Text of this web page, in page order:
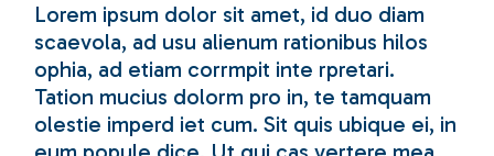
Lorem ipsum dolor sit amet, id duo diam
scaevola, ad usu alienum rationibus hilos
ophia, ad etiam corrmpit inte rpretari.
Tation mucius dolorm pro in, te tamquam
olestie imperd iet cum. Sit quis ubique ei, in